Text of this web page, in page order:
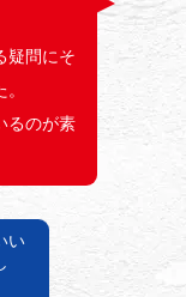
疑問にそ
るのが素
い